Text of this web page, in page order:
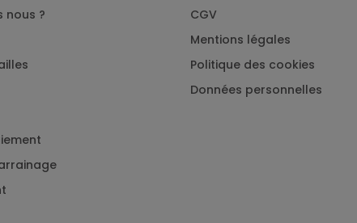
nous ?
CGV
Mentions légales
Politique des cookies
Données personnelles